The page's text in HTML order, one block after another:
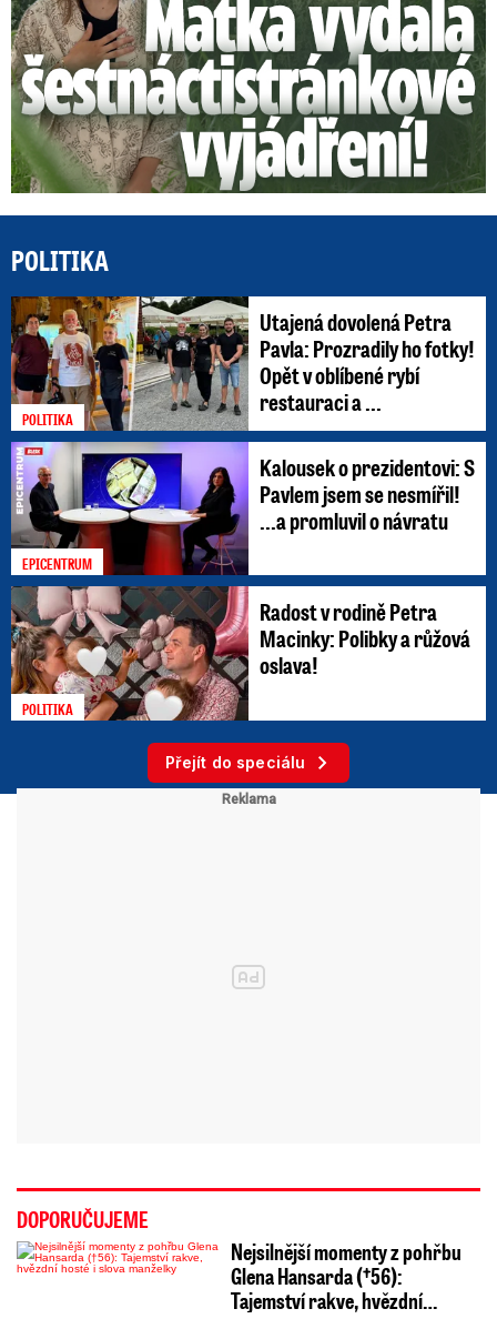
POLITIKA
POLITIKA
Utajená dovolená Petra
Pavla: Prozradily ho fotky!
Opět v oblíbené rybí
restauraci a ...
EPICENTRUM
Kalousek o prezidentovi: S
Pavlem jsem se nesmířil!
...a promluvil o návratu
POLITIKA
Radost v rodině Petra
Macinky: Polibky a růžová
oslava!
Přejít do speciálu
DOPORUČUJEME
Nejsilnější momenty z pohřbu
Glena Hansarda (†56):
Tajemství rakve, hvězdní…